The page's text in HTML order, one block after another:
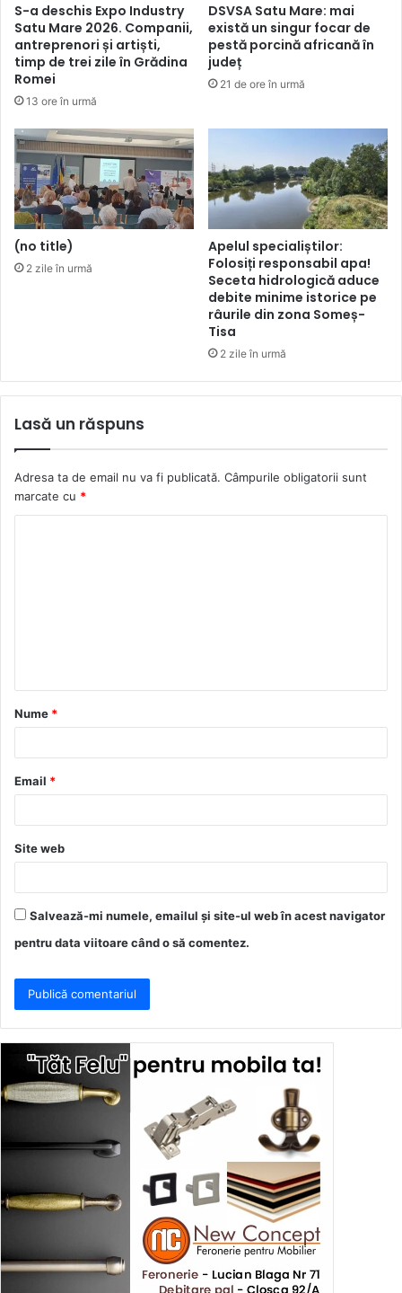
S-a deschis Expo Industry
Satu Mare 2026. Companii,
antreprenori și artiști,
timp de trei zile în Grădina
Romei
13 ore în urmă
DSVSA Satu Mare: mai
există un singur focar de
pestă porcină africană în
județ
21 de ore în urmă
(no title)
2 zile în urmă
Apelul specialiștilor:
Folosiți responsabil apa!
Seceta hidrologică aduce
debite minime istorice pe
râurile din zona Someș-
Tisa
2 zile în urmă
Lasă un răspuns
Adresa ta de email nu va fi publicată. Câmpurile obligatorii sunt
marcate cu *
a
r
*
Nume *
Email *
Site web
Salvează-mi numele, emailul și site-ul web în acest navigator
pentru data viitoare când o să comentez.